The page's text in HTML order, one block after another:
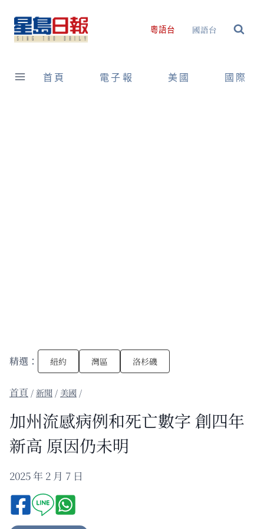
content
粵語台 國語台
首頁 電子報 美國 國際
精選： 紐約 灣區 洛杉磯
/新聞 / 美國 /
加州流感病例和死亡數字 創四年
新高 原因仍未明
2025 年 2 月 7 日